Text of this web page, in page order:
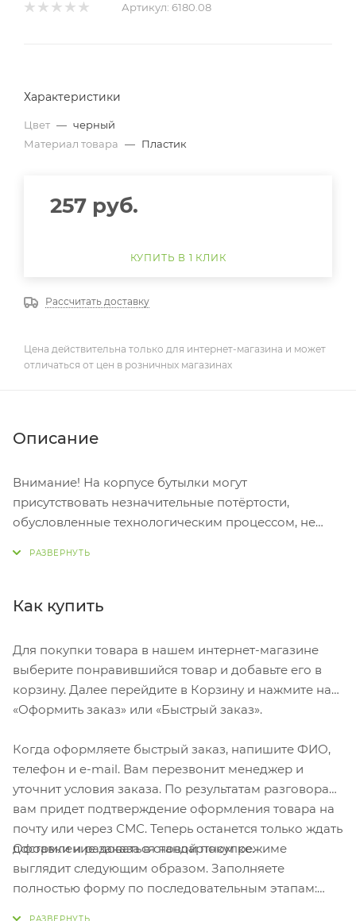
Артикул: 6180.08
Характеристики
Цвет — черный
Материал товара — Пластик
257 руб.
КУПИТЬ В 1 КЛИК
Рассчитать доставку
Цена действительна только для интернет-магазина и может
отличаться от цен в розничных магазинах
Описание
Внимание! На корпусе бутылки могут
присутствовать незначительные потёртости,
обусловленные технологическим процессом, не
силиконовой петелькой в цвет крышки. Для
Как купить
Для покупки товара в нашем интернет-магазине
выберите понравившийся товар и добавьте его в
корзину. Далее перейдите в Корзину и нажмите на
«Оформить заказ» или «Быстрый заказ».
Когда оформляете быстрый заказ, напишите ФИО,
телефон и e-mail. Вам перезвонит менеджер и
уточнит условия заказа. По результатам разговора
вам придет подтверждение оформления товара на
почту или через СМС. Теперь останется только ждать
доставки и радоваться новой покупке.
Оформление заказа в стандартном режиме
выглядит следующим образом. Заполняете
полностью форму по последовательным этапам: